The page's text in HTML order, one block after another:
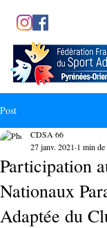
Post
Participation
Nationaux
Adaptée du
CDSA 66
27 janv. 2021 1 min